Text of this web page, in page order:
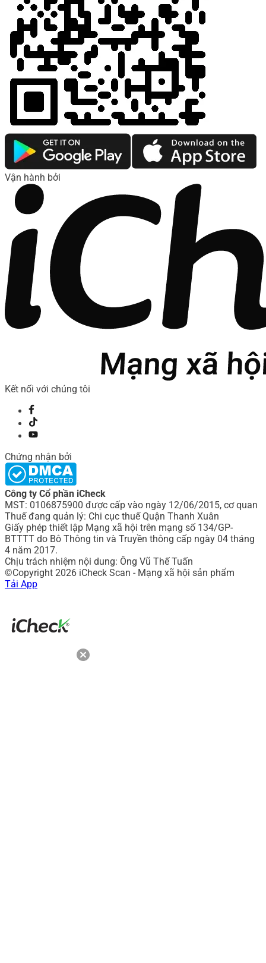
Vận hành bởi
Kết nối với chúng tôi
Chứng nhận bởi
Công ty Cổ phần iCheck
MST: 0106875900 được cấp vào ngày 12/06/2015, cơ quan
Thuế đang quản lý: Chi cục thuế Quận Thanh Xuân
Giấy phép thiết lập Mạng xã hội trên mạng số 134/GP-
BTTTT do Bô Thông tin và Truyền thông cấp ngày 04 tháng
4 năm 2017.
Chịu trách nhiệm nội dung: Ông Vũ Thế Tuấn
©Copyright 2026 iCheck Scan - Mạng xã hội sản phẩm
Tải App